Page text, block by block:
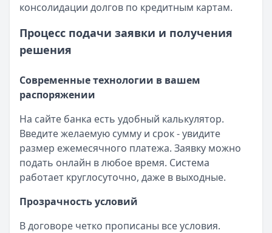
консолидации долгов по кредитным картам.
Процесс подачи заявки и получения
решения
Современные технологии в вашем
распоряжении
На сайте банка есть удобный калькулятор.
Введите желаемую сумму и срок - увидите
размер ежемесячного платежа. Заявку можно
подать онлайн в любое время. Система
работает круглосуточно, даже в выходные.
Прозрачность условий
В договоре четко прописаны все условия.